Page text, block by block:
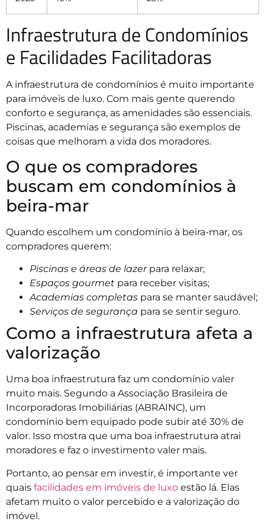
Infraestrutura de Condomínios
e Facilidades Facilitadoras
A infraestrutura de condomínios é muito importante
para imóveis de luxo. Com mais gente querendo
conforto e segurança, as amenidades são essenciais.
Piscinas, academias e segurança são exemplos de
coisas que melhoram a vida dos moradores.
O que os compradores
buscam em condomínios à
beira-mar
Quando escolhem um condomínio à beira-mar, os
compradores querem:
Piscinas e áreas de lazerpara relaxar;
Espaços gourmet para receber visitas;
Academias completas para se manter saudável;
Serviços de segurança para se sentir seguro.
Como a infraestrutura afeta a
valorização
Uma boa infraestrutura faz um condomínio valer
muito mais. Segundo a Associação Brasileira de
Incorporadoras Imobiliárias (ABRAINC), um
condomínio bem equipado pode subir até 30% de
valor. Isso mostra que uma boa infraestrutura atrai
moradores e faz o investimento valer mais.
Portanto, ao pensar em investir, é importante ver
quais facilidades em imóveis de luxo estão lá. Elas
afetam muito o valor percebido e a valorização do
imóvel.